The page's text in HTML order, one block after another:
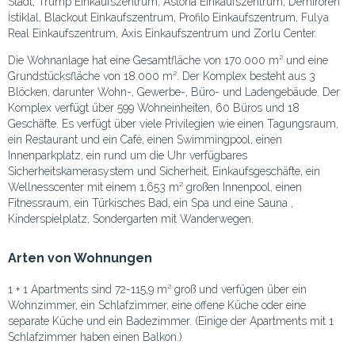
İstiklal, Blackout Einkaufszentrum, Profilo Einkaufszentrum, Fulya
Real Einkaufszentrum, Axis Einkaufszentrum und Zorlu Center.
Die Wohnanlage hat eine Gesamtfläche von 170.000 m² und eine
Grundstücksfläche von 18.000 m². Der Komplex besteht aus 3
Blöcken, darunter Wohn-, Gewerbe-, Büro- und Ladengebäude. Der
Komplex verfügt über 599 Wohneinheiten, 60 Büros und 18
Geschäfte. Es verfügt über viele Privilegien wie einen Tagungsraum,
ein Restaurant und ein Café, einen Swimmingpool, einen
Innenparkplatz, ein rund um die Uhr verfügbares
Sicherheitskamerasystem und Sicherheit, Einkaufsgeschäfte, ein
Wellnesscenter mit einem 1,653 m² großen Innenpool, einen
Fitnessraum, ein Türkisches Bad, ein Spa und eine Sauna ,
Kinderspielplatz, Sondergarten mit Wanderwegen.
Arten von Wohnungen
1 + 1 Apartments sind 72-115,9 m² groß und verfügen über ein
Wohnzimmer, ein Schlafzimmer, eine offene Küche oder eine
separate Küche und ein Badezimmer. (Einige der Apartments mit 1
Schlafzimmer haben einen Balkon.)